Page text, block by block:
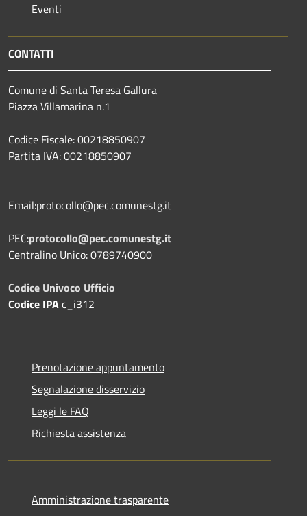
Eventi
CONTATTI
Comune di Santa Teresa Gallura
Piazza Villamarina n.1
Codice Fiscale: 00218850907
Partita IVA: 00218850907
Email:protocollo@pec.comunestg.it
PEC:protocollo@pec.comunestg.it
Centralino Unico: 0789740900
Codice Univoco Ufficio
Codice IPAc_i312
Prenotazione appuntamento
Segnalazione disservizio
Leggi le FAQ
Richiesta assistenza
Amministrazione trasparente